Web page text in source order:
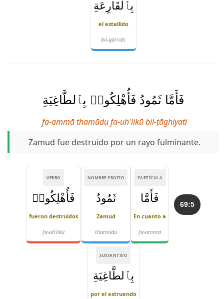
بِٱلْقَارِعَةِ
el estallido
bil-qāriʿati
فَأَمَّا ثَمُودُ فَأُهْلِكُوا۟ بِٱلطَّاغِيَةِ
fa-ammā thamūdu fa-uh'likū bil-ṭāghiyati
Zamud fue destruido por un rayo fulminante.
69:5
PARTÍCULA
فَأَمَّا
En cuanto a
fa-ammā
NOMBRE PROPIO
ثَمُودُ
Zamud
thamūdu
VERBO
فَأُهْلِكُوا۟
fueron destruidos
fa-uh'likū
SUSTANTIVO
بِٱلطَّاغِيَةِ
por el estruendo